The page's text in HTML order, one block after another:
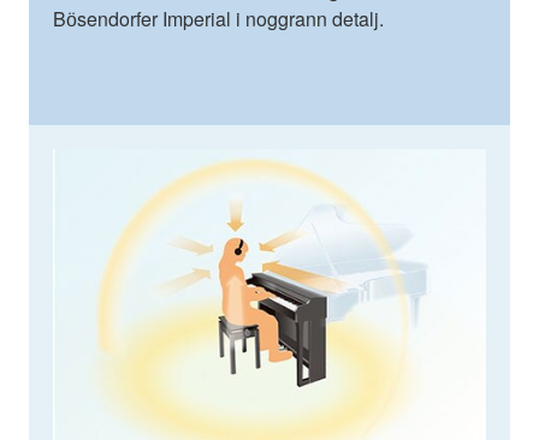
Bӧsendorfer Imperial i noggrann detalj.